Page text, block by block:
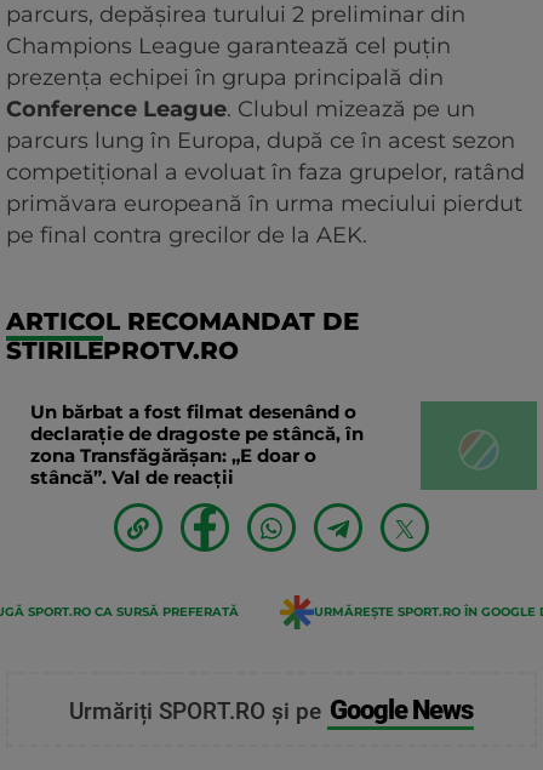
parcurs, depășirea turului 2 preliminar din
Champions League garantează cel puțin
prezența echipei în grupa principală din
Conference League. Clubul mizează pe un
parcurs lung în Europa, după ce în acest sezon
competițional a evoluat în faza grupelor, ratând
primăvara europeană în urma meciului pierdut
pe final contra grecilor de la AEK.
ARTICOL RECOMANDAT DE
STIRILEPROTV.RO
Un bărbat a fost filmat desenând o
declaraţie de dragoste pe stâncă, în
zona Transfăgărăşan: „E doar o
stâncă”. Val de reacții
SPORT.RO CA SURSĂ PREFERATĂ URMĂREȘTE SPORT.RO ÎN GOOGLE
Urmăriți SPORT.RO și pe Google News